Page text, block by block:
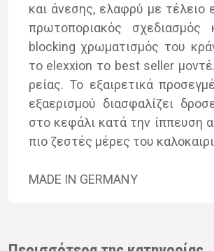
και άνε­σης, ελα­φρύ με τέ­λειο
πρω­το­πο­ρια­κός
blocking χρω­μα­τι­σμός του
το elexxion το best seller
ρεί­ας. Το εξαι­ρε­τι­κά
εξα­ε­ρι­σμού δια­σφα­λί­ζει
στο κε­φά­λι κατά την ίπ­πευ­ση
πιο ζε­στές μέ­ρες του
MADE IN GERMANY